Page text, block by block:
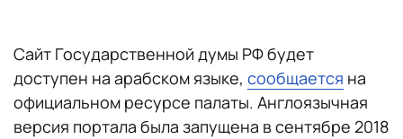
Сайт Государственной думы РФ будет
доступен на арабском языке, сообщается на
официальном ресурсе палаты. Англоязычная
версия портала была запущена в сентябре 2018